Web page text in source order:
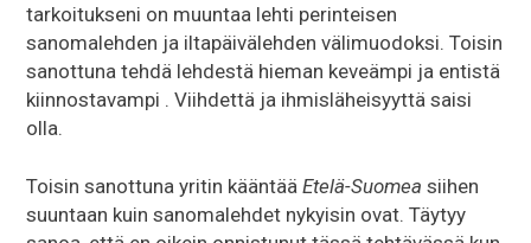
tarkoitukseni on muuntaa lehti perinteisen
sanomalehden ja iltapäivälehden välimuodoksi. Toisin
sanottuna tehdä lehdestä hieman keveämpi ja entistä
kiinnostavampi . Viihdettä ja ihmisläheisyyttä saisi
olla.
Toisin sanottuna yritin kääntääEtelä-Suomea siihen
suuntaan kuin sanomalehdet nykyisin ovat. Täytyy